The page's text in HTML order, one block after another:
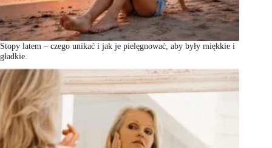
Stopy latem – czego unikać i jak je pielęgnować, aby były miękkie i
gładkie.